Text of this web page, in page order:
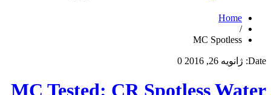
Home
/
MC Spotless
Date: ژانویه 26, 2016 0
MC Tested: CR Spotless Water